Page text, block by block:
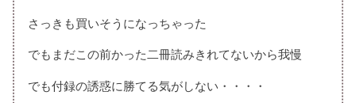
さっきも買いそうになっちゃった
でもまだこの前かった二冊読みきれてないから我慢
でも付録の誘惑に勝てる気がしない・・・・